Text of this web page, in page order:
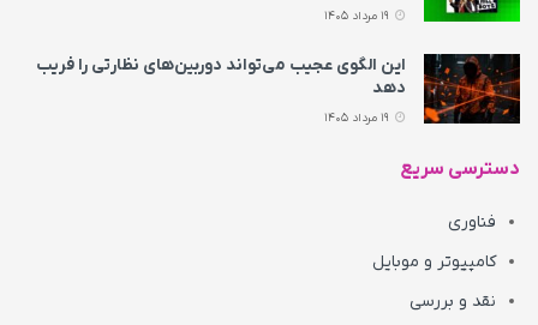
این الگوی عجیب می‌تواند دوربین‌های نظارتی را فریب
دهد
دسترسی سریع
فناوری
کامپیوتر و موبایل
نقد و بررسی